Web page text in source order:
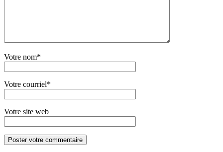
Votre nom*
Votre courriel*
Votre site web